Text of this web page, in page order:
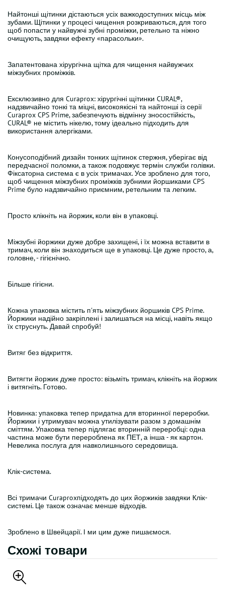
Найтонші щітинки дістаються усіх важкодоступних місць між
зубами. Щітинки у процесі чищення розкриваються, для того
щоб попасти у найвужчі зубні проміжки, ретельно та ніжно
очищують, завдяки ефекту «парасольки».
Запатентована хірургічна щітка для чищення найвужчих
міжзубних проміжків.
Ексклюзивно для Curaprox: хірургічні щітинки CURAL®,
надзвичайно тонкі та міцні, високоякісні та найтонші із серії
Curaprox CPS Prime, забезпечують відмінну зносостійкість,
CURAL® не містить нікелю, тому ідеально підходить для
використання алергіками.
Конусоподібний дизайн тонких щітинок стержня, уберігає від
передчасної поломки, а також подовжує термін служби голівки.
Фіксаторна система є в усіх тримачах. Усе зроблено для того,
щоб чищення міжзубних проміжків зубними йоршиками CPS
Prime було надзвичайно приємним, ретельним та легким.
Просто клікніть на йоржик, коли він в упаковці.
Міжзубні йоржики дуже добре захищені, і їх можна вставити в
тримач, коли він знаходиться ще в упаковці. Це дуже просто, а,
головне, - гігієнічно.
Більше гігієни.
Кожна упаковка містить п'ять міжзубних йоршиків CPS Prime.
Йоржики надійно закріплені і залишаться на місці, навіть якщо
їх струснуть. Давай спробуй!
Витяг без відкриття.
Витягти йоржик дуже просто: візьміть тримач, клікніть на йоржик
і витягніть. Готово.
Новинка: упаковка тепер придатна для вторинної переробки.
Йоржики і утримувач можна утилізувати разом з домашнім
сміттям. Упаковка тепер підлягає вторинній переробці: одна
частина може бути перероблена як ПЕТ, а інша - як картон.
Невелика послуга для навколишнього середовища.
Клік-система.
Всі тримачи Curaproxпідходять до цих йоржиків завдяки Клік-
системі. Це також означає менше відходів.
Зроблено в Швейцарії. І ми цим дуже пишаємося.
Схожі товари